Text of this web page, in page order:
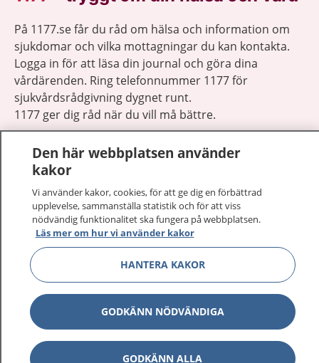
På 1177.se får du råd om hälsa och information om
sjukdomar och vilka mottagningar du kan kontakta.
Logga in för att läsa din journal och göra dina
vårdärenden. Ring telefonnummer 1177 för
sjukvårdsrådgivning dygnet runt.
1177 ger dig råd när du vill må bättre.
1177 på flera språk
Om 1177
Kontakt Visa
Den här webbplatsen använder
kakor
Vi använder kakor, cookies, för att ge dig en förbättrad
upplevelse, sammanställa statistik och för att viss
nödvändig funktionalitet ska fungera på webbplatsen.
Läs mer om hur vi använder kakor
HANTERA KAKOR
GODKÄNN NÖDVÄNDIGA
GODKÄNN ALLA